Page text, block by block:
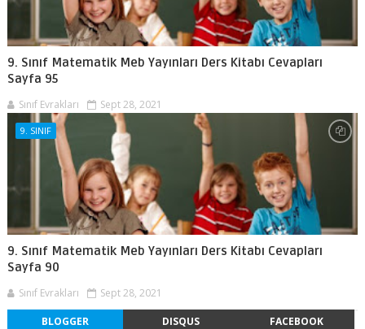
9. Sınıf Matematik Meb Yayınları Ders Kitabı Cevapları
Sayfa 95
Sınıf Evrakları Sept 28, 2021
9. SINIF
9. Sınıf Matematik Meb Yayınları Ders Kitabı Cevapları
Sayfa 90
Sınıf Evrakları Sept 28, 2021
BLOGGER DISQUS FACEBOOK